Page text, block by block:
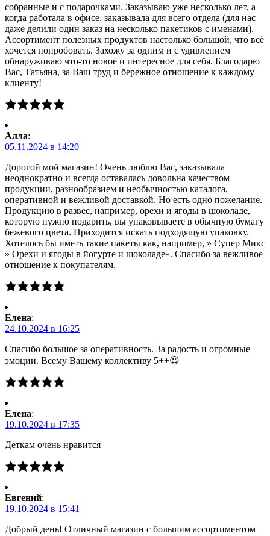
собранные и с подарочками. Заказываю уже несколько лет, а
когда работала в офисе, заказывала для всего отдела (для нас
даже делили один заказ на несколько пакетиков с именами).
Ассортимент полезных продуктов настолько большой, что всё
хочется попробовать. Захожу за одним и с удивлением
обнаруживаю что-то новое и интересное для себя. Благодарю
Вас, Татьяна, за Ваш труд и бережное отношение к каждому
клиенту!
Алла:
05.11.2024 в 14:20
Дорогой мой магазин! Очень люблю Вас, заказывала
неоднократно и всегда оставалась довольна качеством
продукции, разнообразием и необычностью каталога,
оперативной и вежливой доставкой. Но есть одно пожелание.
Продукцию в развес, например, орехи и ягоды в шоколаде,
которую нужно подарить, вы упаковываете в обычную бумагу
бежевого цвета. Приходится искать подходящую упаковку.
Хотелось бы иметь такие пакеты как, например, » Супер Микс
» Орехи и ягоды в йогурте и шоколаде». Спасибо за вежливое
отношение к покупателям.
Елена:
24.10.2024 в 16:25
Спасибо большое за оперативность. За радость и огромные
эмоции. Всему Вашему коллективу 5++😉
Елена:
19.10.2024 в 17:35
Деткам очень нравится
Евгений:
19.10.2024 в 15:41
Добрый день! Отличный магазин с большим ассортиментом